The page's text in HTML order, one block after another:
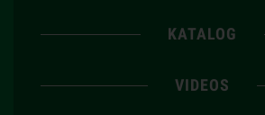
KATALOG
VIDEOS